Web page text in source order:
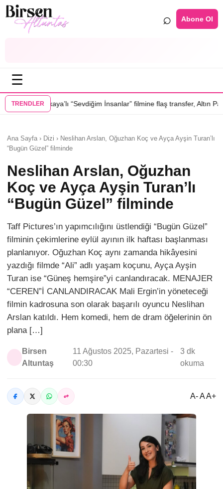
⌕ Abone Ol
☰
TRENDLER
“Sevdiğim İnsanlar” filmine flaş transfer, Altın Palmiye’li Vlad Ivanov
Ana Sayfa › Dizi › Neslihan Arslan, Oğuzhan Koç ve Ayça Ayşin Turan’lı
“Bugün Güzel” filminde
Neslihan Arslan, Oğuzhan
Koç ve Ayça Ayşin Turan’lı
“Bugün Güzel” filminde
Taff Pictures’ın yapımcılığını üstlendiği “Bugün Güzel”
filminin çekimlerine eylül ayının ilk haftası başlanması
planlanıyor. Oğuzhan Koç aynı zamanda hikâyesini
yazdığı filmde “Ali” adlı yaşam koçunu, Ayça Ayşin
Turan ise “Güneş hemşire”yi canlandıracak. MENAJER
“CEREN”İ CANLANDIRACAK Mali Ergin’in yöneteceği
filmin kadrosuna son olarak başarılı oyuncu Neslihan
Arslan katıldı. Hem komedi, hem de dram öğelerinin ön
plana […]
Birsen
Altuntaş
11 Ağustos 2025, Pazartesi -
00:30
3 dk
okuma
A- A A+